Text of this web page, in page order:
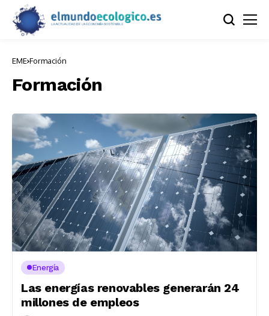
EME Formación
Formación
Energía
Las energías renovables generarán 24
millones de empleos